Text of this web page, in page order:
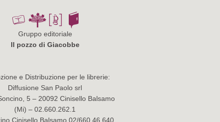
Gruppo editoriale
Il pozzo di Giacobbe
e Distribuzione per le librerie:
Diffusione San Paolo srl
5 – 20092 Cinisello Balsamo
(Mi) – 02.660.262.1
Cinisello Balsamo 02/660.46.640